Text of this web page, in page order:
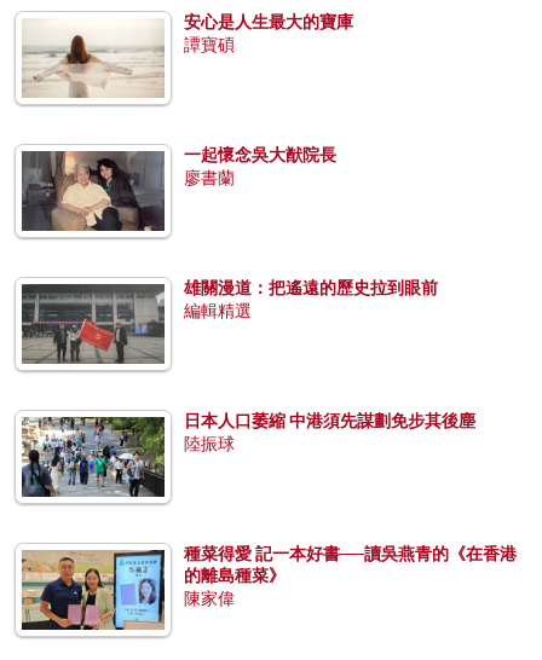
安心是人生最大的寶庫
譚寶碩
一起懷念吳大猷院長
廖書蘭
雄關漫道：把遙遠的歷史拉到眼前
編輯精選
日本人口萎縮 中港須先謀劃免步其後塵
陸振球
種菜得愛 記一本好書──讀吳燕青的《在香港
的離島種菜》
陳家偉